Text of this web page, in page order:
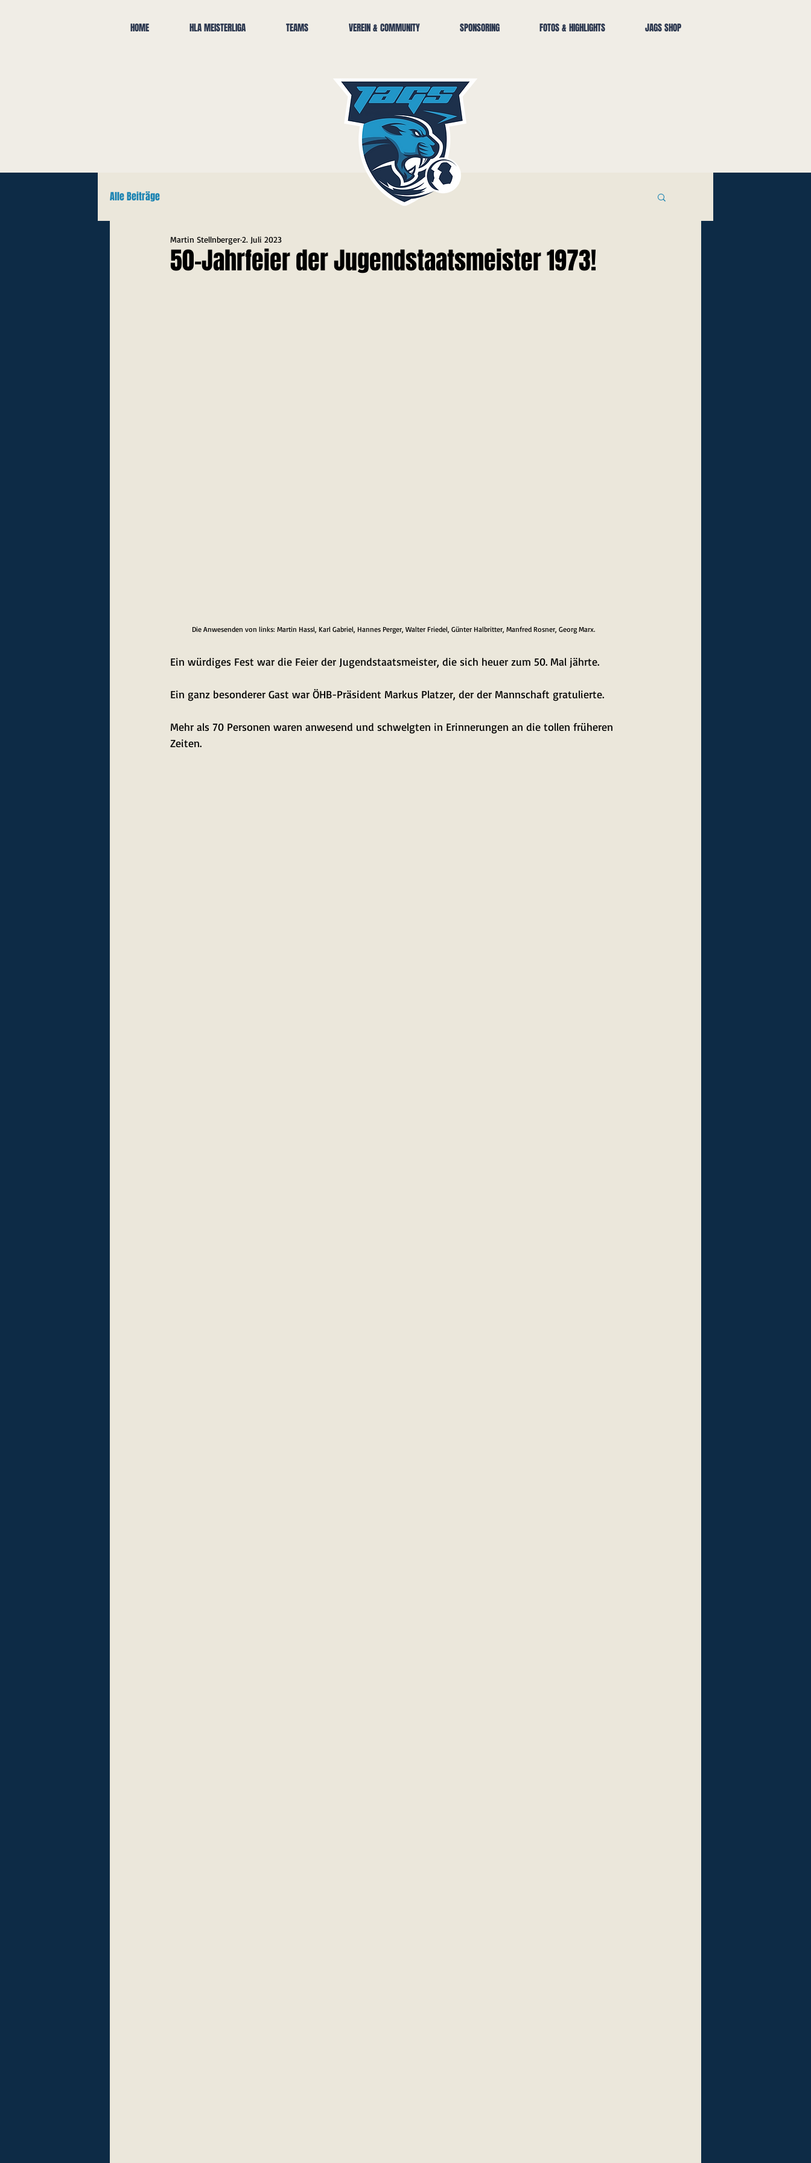
HOME HLA MEISTERLIGA TEAMS VEREIN & COMMUNITY SPONSORING FOTOS & HIGHLIGHTS JAGS SHOP
Alle Beiträge
50-Jahrfeier der Jugendstaatsmeister 1973!
Martin Stellnberger2. Juli 2023
Die Anwesenden von links: Martin Hassl, Karl Gabriel, Hannes Perger, Walter Friedel, Günter Halbritter, Manfred Rosner, Georg Marx.
Ein würdiges Fest war die Feier der Jugendstaatsmeister, die sich heuer zum 50. Mal jährte.
Ein ganz besonderer Gast war ÖHB-Präsident Markus Platzer, der der Mannschaft gratulierte.
Mehr als 70 Personen waren anwesend und schwelgten in Erinnerungen an die tollen früheren
Zeiten.